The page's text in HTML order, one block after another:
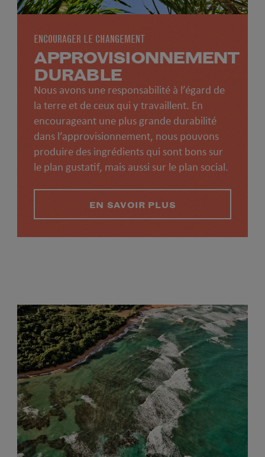
ENCOURAGER LE CHANGEMENT
APPROVISIONNEMENT
DURABLE
Nous avons une responsabilité à l’égard de
la terre et de ceux qui y travaillent. En
encourageant une plus grande durabilité
dans l’approvisionnement, nous pouvons
produire des ingrédients qui sont bons sur
le plan gustatif, mais aussi sur le plan social.
EN SAVOIR PLUS